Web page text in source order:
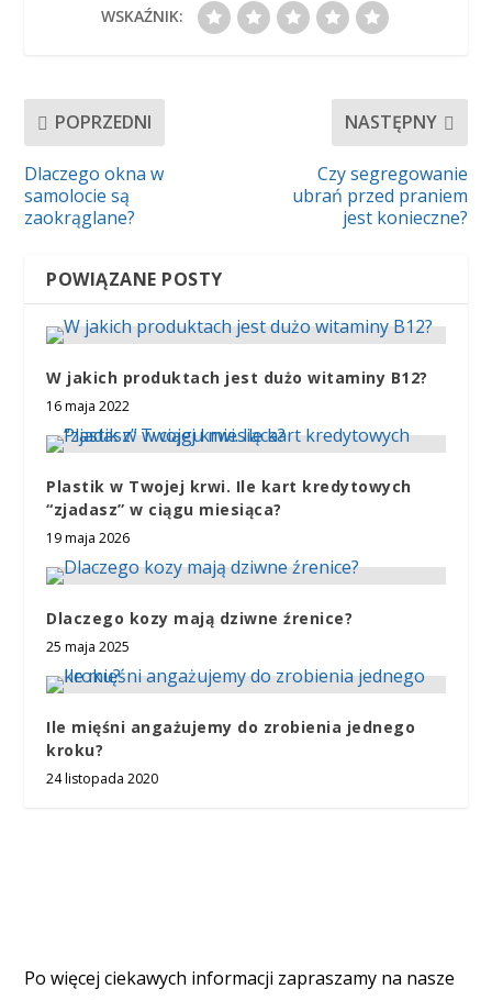
WSKAŹNIK:
POPRZEDNI
Dlaczego okna w
samolocie są
zaokrąglane?
NASTĘPNY
Czy segregowanie
ubrań przed praniem
jest konieczne?
POWIĄZANE POSTY
W jakich produktach jest dużo witaminy B12?
16 maja 2022
Plastik w Twojej krwi. Ile kart kredytowych
“zjadasz” w ciągu miesiąca?
19 maja 2026
Dlaczego kozy mają dziwne źrenice?
25 maja 2025
Ile mięśni angażujemy do zrobienia jednego
kroku?
24 listopada 2020
Po więcej ciekawych informacji zapraszamy na nasze